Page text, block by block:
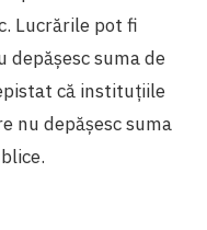
Lucrările pot fi
depășesc suma de
că instituțiile
nu depășesc suma